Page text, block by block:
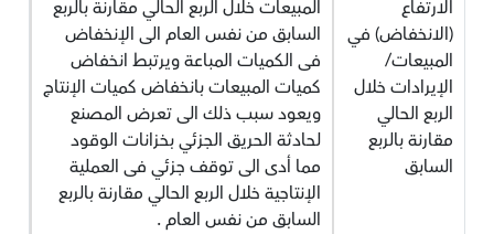
الارتفاع
(الانخفاض) في
المبيعات/
الإيرادات خلال
الربع الحالي
مقارنة بالربع
السابق
المبيعات خلال الربع الحالي مقارنة بالربع
السابق من نفس العام الى الإنخفاض
فى الكميات المباعة ويرتبط انخفاض
كميات المبيعات بانخفاض كميات الإنتاج
ويعود سبب ذلك الى تعرض المصنع
لحادثة الحريق الجزئي بخزانات الوقود
مما أدى الى توقف جزئي فى العملية
الإنتاجية خلال الربع الحالي مقارنة بالربع
السابق من نفس العام .